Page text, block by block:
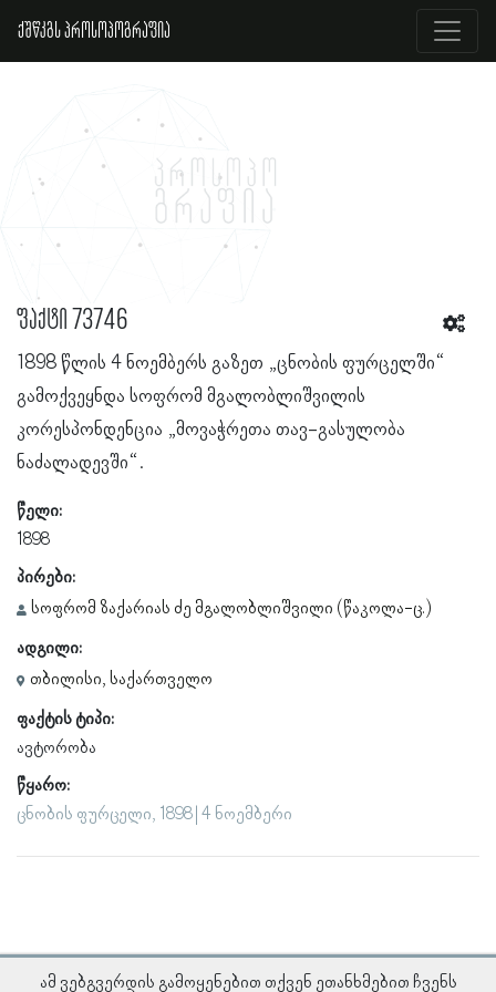
ქშწკგს პროსოპოგრაფია
ფაქტი 73746
1898 წლის 4 ნოემბერს გაზეთ „ცნობის ფურცელში“
გამოქვეყნდა სოფრომ მგალობლიშვილის
კორესპონდენცია „მოვაჭრეთა თავ-გასულობა
ნაძალადევში“.
წელი:
1898
პირები:
სოფრომ ზაქარიას ძე მგალობლიშვილი (წაკოლა-ც.)
ადგილი:
თბილისი, საქართველო
ფაქტის ტიპი:
ავტორობა
წყარო:
ცნობის ფურცელი, 1898 | 4 ნოემბერი
ამ ვებგვერდის გამოყენებით თქვენ ეთანხმებით ჩვენს